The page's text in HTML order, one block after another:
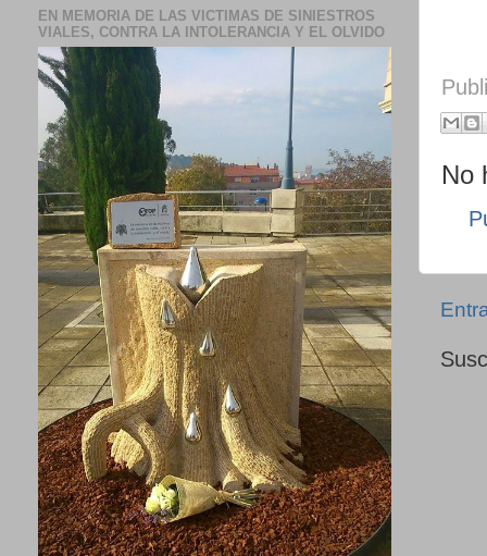
No
EN MEMORIA DE LAS VICTIMAS DE SINIESTROS
VIALES, CONTRA LA INTOLERANCIA Y EL OLVIDO